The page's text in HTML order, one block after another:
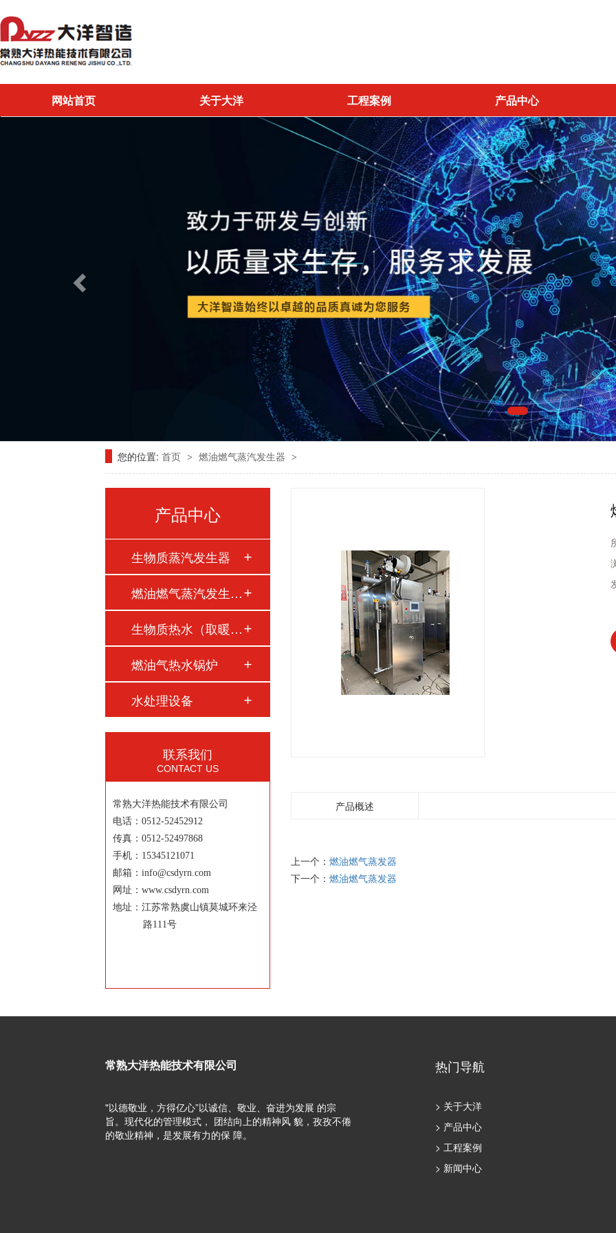
网站首页 关于大洋 工程案例 产品中心
您的位置: 首页 > 燃油燃气蒸汽发生器 >
产品中心
生物质蒸汽发生器
燃油燃气蒸汽发生器…
生物质热水（取暖）…
燃油气热水锅炉
水处理设备
联系我们
CONTACT US
常熟大洋热能技术有限公司
电话：0512-52452912
传真：0512-52497868
手机：15345121071
邮箱：info@csdyrn.com
网址：www.csdyrn.com
地址：江苏常熟虞山镇莫城环来泾
路111号
产品概述
上一个： 燃油燃气蒸发器
下一个： 燃油燃气蒸发器
常熟大洋热能技术有限公司
"以德敬业，方得亿心”以诚信、敬业、奋进为发展 的宗
旨。现代化的管理模式， 团结向上的精神风 貌，孜孜不倦
的敬业精神，是发展有力的保 障。
热门导航
> 关于大洋
> 产品中心
> 工程案例
> 新闻中心